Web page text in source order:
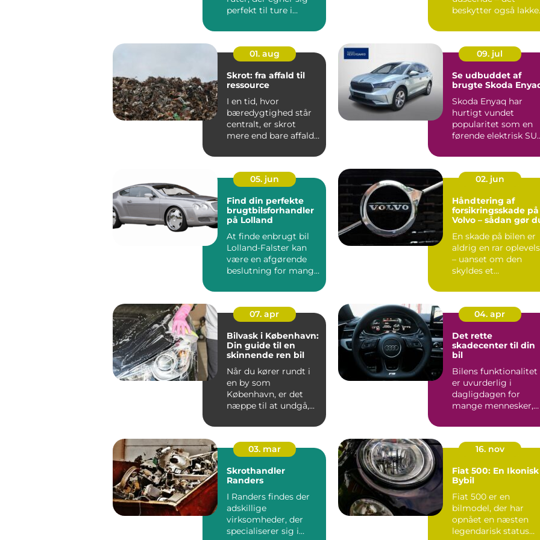
perfekt til ture i
beskytter også
01. aug
Skrot: fra affald til
ressource
I en tid, hvor
bæredygtighed står
centralt, er skrot
mere end bare affald.
09. jul
Se udbuddet af
brugte Skoda
Skoda Enyaq har
hurtigt vundet
popularitet som en
førende elektrisk
avanc...
05. jun
Find din perfekte
brugtbilsforhandler
på Lolland
At finde enbrugt bil
Lolland-Falster kan
være en afgørende
beslutning for mange
02. jun
Håndtering af
forsikringsskade på
Volvo – sådan gør
En skade på bilen er
aldrig en rar
– uanset om den
skyldes et
07. apr
Bilvask i København:
Din guide til en
skinnende ren bil
Når du kører rundt i
en by som
København, er det
næppe til at undgå,...
04. apr
Det rette
skadecenter til din
bil
Bilens funktionalitet
er uvurderlig i
dagligdagen for
mange mennesker,
pendlin...
03. mar
Skrothandler
Randers
I Randers findes der
adskillige
virksomheder, der
specialiserer sig i
16. nov
Fiat 500: En Ikonisk
Bybil
Fiat 500 er en
bilmodel, der har
opnået en næsten
legendarisk status